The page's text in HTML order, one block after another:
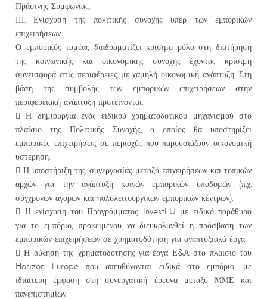
Πράσινης Συμφωνίας.
ΙΙΙ. Ενίσχυση της πολιτικής συνοχής υπέρ των εμπορικών
επιχειρήσεων
Ο εμπορικός τομέας διαδραματίζει κρίσιμο ρόλο στη διατήρηση
της κοινωνικής και οικονομικής συνοχής έχοντας κρίσιμη
συνεισφορά στις περιφέρειες με χαμηλή οικονομική ανάπτυξη. Στη
βάση της συμβολής των εμπορικών επιχειρήσεων στην
περιφερειακή ανάπτυξη προτείνονται:
 Η δημιουργία ενός ειδικού χρηματοδοτικού μηχανισμού στο
πλαίσιο της Πολιτικής Συνοχής, ο οποίος θα υποστηρίζει
εμπορικές επιχειρήσεις σε περιοχές που παρουσιάζουν οικονομική
υστέρηση.
 Η υποστήριξη της συνεργασίας μεταξύ επιχειρήσεων και τοπικών
αρχών για την ανάπτυξη κοινών εμπορικών υποδομών (π.χ.
σύγχρονων αγορών και πολυλειτουργικών εμπορικών κέντρων).
 Η ενίσχυση του Προγράμματος InvestEU με ειδικό παράθυρο
για το εμπόριο, προκειμένου να διευκολυνθεί η πρόσβαση των
εμπορικών επιχειρήσεων σε χρηματοδότηση για αναπτυξιακά έργα.
 Η αύξηση της χρηματοδότησης για έργα Ε&Α στο πλαίσιο του
Horizon Europe που απευθύνονται ειδικά στο εμπόριο, με
ιδιαίτερη έμφαση στη συνεργατική έρευνα μεταξύ ΜΜΕ και
πανεπιστημίων.